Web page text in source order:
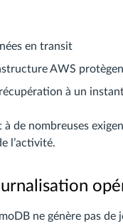
en transit
AWS
à un
de nombreuses
l’activité.
ne génère pas de